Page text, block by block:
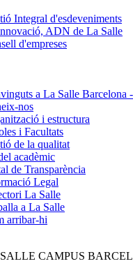
Integral d'esdeveniments
ADN de La Salle
d'empreses
a La Salle
nos
i estructura
i Facultats
de la qualitat
acadèmic
de Transparència
Legal
La Salle
a La Salle
arribar-hi
CAMPUS